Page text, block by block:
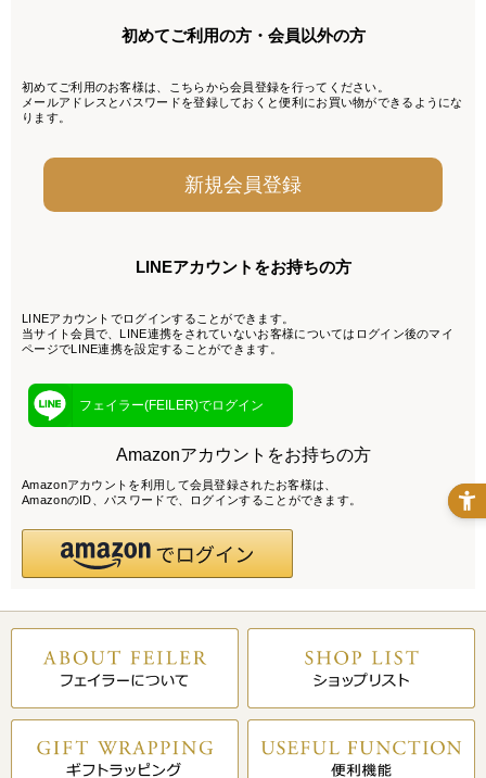
初めてご利用の方・会員以外の方
初めてご利用のお客様は、こちらから会員登録を行ってください。
メールアドレスとパスワードを登録しておくと便利にお買い物ができるようにな
ります。
LINEアカウントをお持ちの方
LINEアカウントでログインすることができます。
当サイト会員で、LINE連携をされていないお客様についてはログイン後のマイ
ページでLINE連携を設定することができます。
フェイラー(FEILER)でログイン
Amazonアカウントをお持ちの方
Amazonアカウントを利用して会員登録されたお客様は、
AmazonのID、パスワードで、ログインすることができます。